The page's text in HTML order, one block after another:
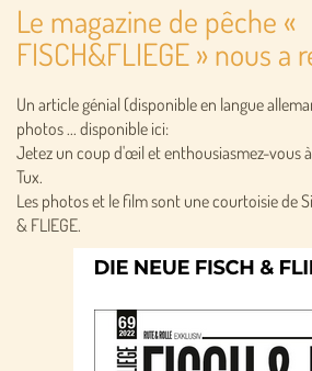
Le magazine de pêche «
FISCH&FLIEGE » nous a
Un article génial (disponible en langue
photos ... disponible ici:
Jetez un coup d'œil et enthousiasmez-vous
Tux.
Les photos et le film sont une courtoisie de
& FLIEGE.